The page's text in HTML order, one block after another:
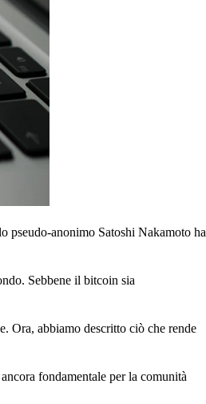
pseudo-anonimo Satoshi Nakamoto ha
Sebbene il bitcoin sia
Ora, abbiamo descritto ciò che rende
fondamentale per la comunità